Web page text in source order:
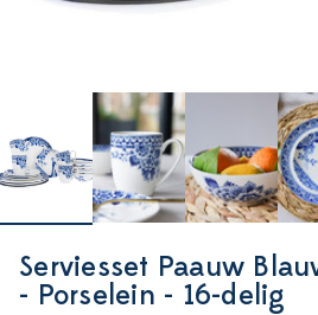
Serviesset Paauw
- Porselein - 16-delig